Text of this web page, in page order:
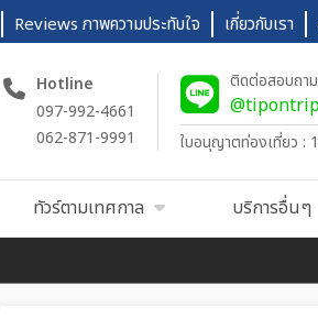
Reviews ภาพความประทับใจ เกี่ยวกับเรา
Hotline
097-992-4661
062-871-9991
ติดต่อสอบถาม
ใบอนุญาตท่องเที่ยว :
ทัวร์ตามเทศกาล บริการอื่นๆ